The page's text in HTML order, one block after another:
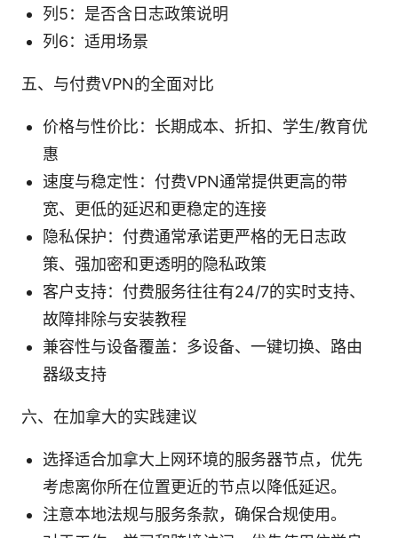
列5：是否含日志政策说明
列6：适用场景
五、与付费VPN的全面对比
价格与性价比：长期成本、折扣、学生/教育优
惠
速度与稳定性：付费VPN通常提供更高的带
宽、更低的延迟和更稳定的连接
隐私保护：付费通常承诺更严格的无日志政
策、强加密和更透明的隐私政策
客户支持：付费服务往往有24/7的实时支持、
故障排除与安装教程
兼容性与设备覆盖：多设备、一键切换、路由
器级支持
六、在加拿大的实践建议
选择适合加拿大上网环境的服务器节点，优先
考虑离你所在位置更近的节点以降低延迟。
注意本地法规与服务条款，确保合规使用。